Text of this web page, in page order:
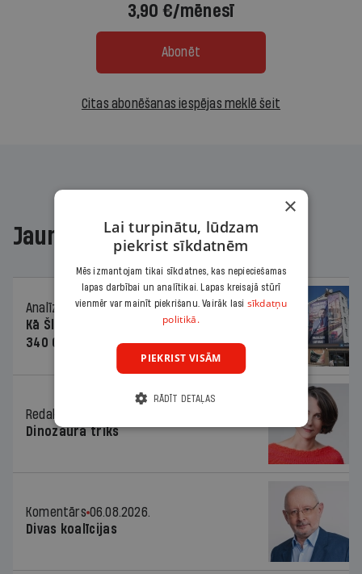
3,90 €/mēnesī
Abonēt
Citas abonēšanas iespējas meklē šeit
Jaunākajā žurnālā
Analīze
06.08.2026.
Kā Šlesera partija palika nesodīta par
340 000 vērtu reklāmas kampaņu
Redaktores sleja
Dinozaura triks
Komentārs 06.08.2026.
Divas koalīcijas
×
Lai turpinātu, lūdzam
piekrist sīkdatnēm
Mēs izmantojam tikai sīkdatnes, kas nepieciešamas
lapas darbībai un analītikai. Lapas kreisajā stūrī
vienmēr var mainīt piekrišanu. Vairāk lasi sīkdatņu
politikā.
PIEKRIST VISĀM
RĀDĪT DETAĻAS